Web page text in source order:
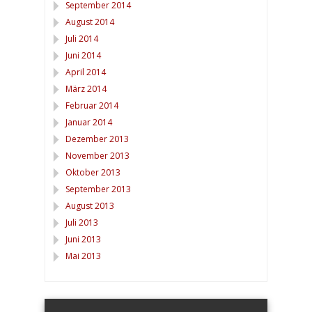
September 2014
August 2014
Juli 2014
Juni 2014
April 2014
März 2014
Februar 2014
Januar 2014
Dezember 2013
November 2013
Oktober 2013
September 2013
August 2013
Juli 2013
Juni 2013
Mai 2013